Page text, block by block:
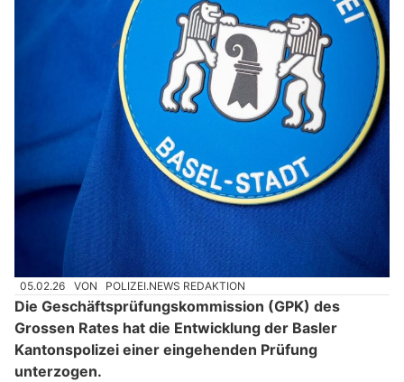
05.02.26 VON POLIZEI.NEWS REDAKTION
Die Geschäftsprüfungskommission (GPK) des
Grossen Rates hat die Entwicklung der Basler
Kantonspolizei einer eingehenden Prüfung
unterzogen.